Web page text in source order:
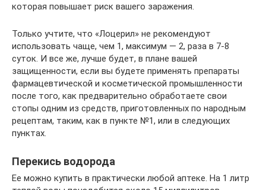
которая повышает риск вашего заражения.
Только учтите, что «Лоцерил» не рекомендуют
использовать чаще, чем 1, максимум — 2, раза в 7-8
суток. И все же, лучше будет, в плане вашей
защищенности, если вы будете применять препараты
фармацевтической и косметической промышленности
после того, как предварительно обработаете свои
стопы одним из средств, приготовленных по народным
рецептам, таким, как в пункте №1, или в следующих
пунктах.
Перекись водорода
Ее можно купить в практически любой аптеке. На 1 литр